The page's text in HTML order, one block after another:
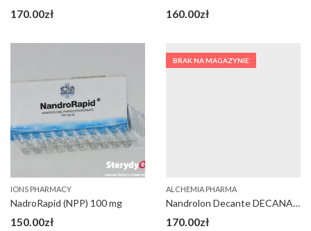
170.00zł 160.00zł
IONS PHARMACY
NadroRapid (NPP) 100 mg
150.00zł
BRAK NA MAGAZYNIE
ALCHEMIA PHARMA
Nandrolon Decante DECANABOL 250
170.00zł